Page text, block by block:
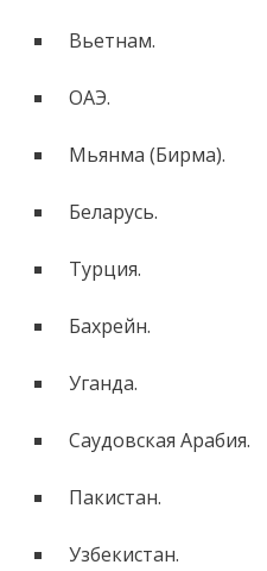
Вьетнам.
ОАЭ.
Мьянма (Бирма).
Беларусь.
Турция.
Бахрейн.
Уганда.
Саудовская Арабия.
Пакистан.
Узбекистан.